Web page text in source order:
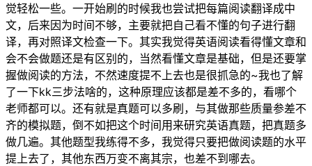
觉轻松一些。一开始刷的时候我也尝试把每篇阅读翻译成中
文，后来因为时间不够，主要就把自己看不懂的句子进行翻
译，再对照译文检查一下。其实我觉得英语阅读看得懂文章和
会不会做题还是有区别的，当然看懂文章是基础，但是还要掌
握做阅读的方法，不然速度提不上去也是很抓急的~我也了解
了一下kk三步法啥的，这种原理应该都是差不多的，看哪个
老师都可以。还有就是真题可以多刷，与其做那些质量参差不
齐的模拟题，倒不如把这个时间用来研究英语真题，把真题多
做几遍。其他题型我练得不多，我觉得只要把做阅读题的水平
提上去了，其他东西万变不离其宗，也差不到哪去。